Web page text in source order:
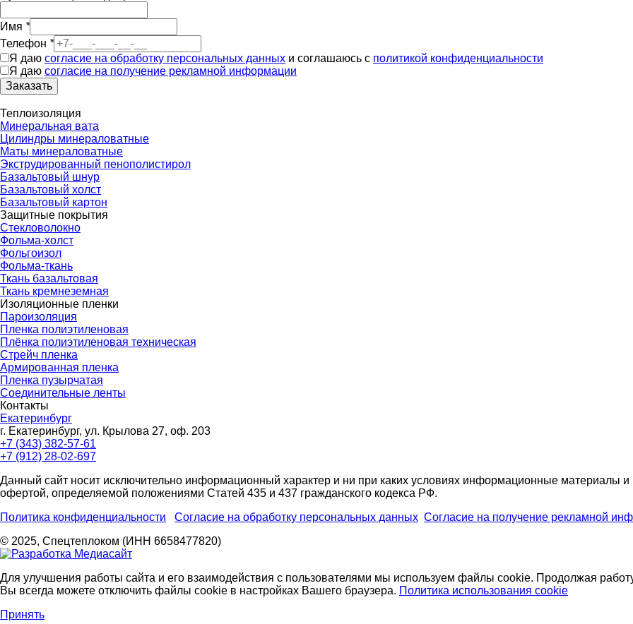
Имя *
Телефон *
Я даю согласие на обработку персональных данных и соглашаюсь с политикой конфиденциальности
Я даю согласие на получение рекламной информации
Заказать
Теплоизоляция
Минеральная вата
Цилиндры минераловатные
Маты минераловатные
Экструдированный пенополистирол
Базальтовый шнур
Базальтовый холст
Базальтовый картон
Защитные покрытия
Стекловолокно
Фольма-холст
Фольгоизол
Фольма-ткань
Ткань базальтовая
Ткань кремнеземная
Изоляционные пленки
Пароизоляция
Пленка полиэтиленовая
Плёнка полиэтиленовая техническая
Стрейч пленка
Армированная пленка
Пленка пузырчатая
Соединительные ленты
Контакты
Екатеринбург
г. Екатеринбург, ул. Крылова 27, оф. 203
+7 (343) 382-57-61
+7 (912) 28-02-697
Данный сайт носит исключительно информационный характер и ни при каких условиях информационные материалы
офертой, определяемой положениями Статей 435 и 437 гражданского кодекса РФ.
Политика конфиденциальности
Согласие на обработку персональных данных Согласие на получение рекламной
© 2025, Спецтеплоком (ИНН 6658477820)
Для улучшения работы сайта и его взаимодействия с пользователями мы используем файлы cookie. Продолжая
Вы всегда можете отключить файлы cookie в настройках Вашего браузера. Политика использования cookie
Принять